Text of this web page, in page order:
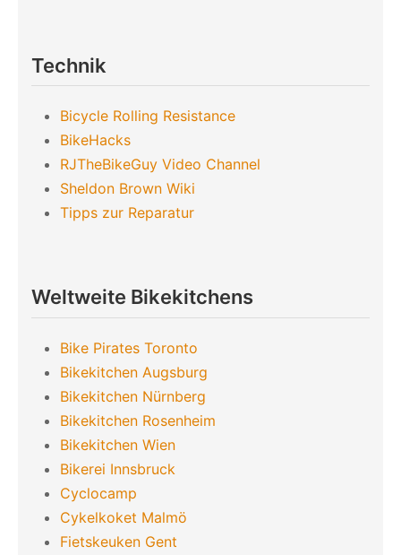
Technik
Bicycle Rolling Resistance
BikeHacks
RJTheBikeGuy Video Channel
Sheldon Brown Wiki
Tipps zur Reparatur
Weltweite Bikekitchens
Bike Pirates Toronto
Bikekitchen Augsburg
Bikekitchen Nürnberg
Bikekitchen Rosenheim
Bikekitchen Wien
Bikerei Innsbruck
Cyclocamp
Cykelkoket Malmö
Fietskeuken Gent